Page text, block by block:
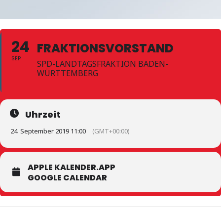
24
SEP
FRAKTIONSVORSTAND
SPD-LANDTAGSFRAKTION BADEN-
WÜRTTEMBERG
Uhrzeit
24. September 2019 11:00 (GMT+00:00)
APPLE KALENDER.APP
GOOGLE CALENDAR